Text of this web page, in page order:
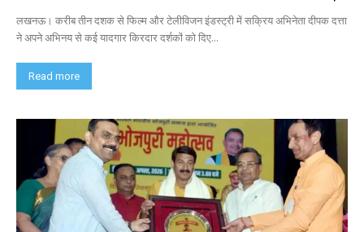
लखनऊ। करीब तीन दशक से फिल्म और टेलीविजन इंडस्ट्री में सक्रिय अभिनेता दीपक दत्ता
ने अपने अभिनय से कई यादगार किरदार दर्शकों को दिए...
Read more